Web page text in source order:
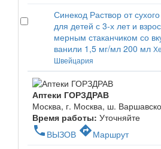
Синекод Раствор от
для детей с 3-х лет и
мерным стаканчиком со
ванили 1,5 мг/мл 200 мл
Швейцария
Аптеки ГОРЗДРАВ
Москва, г. Москва, ш.
Время работы: Уточняйте
phone ВЫЗОВ directionsМаршрут